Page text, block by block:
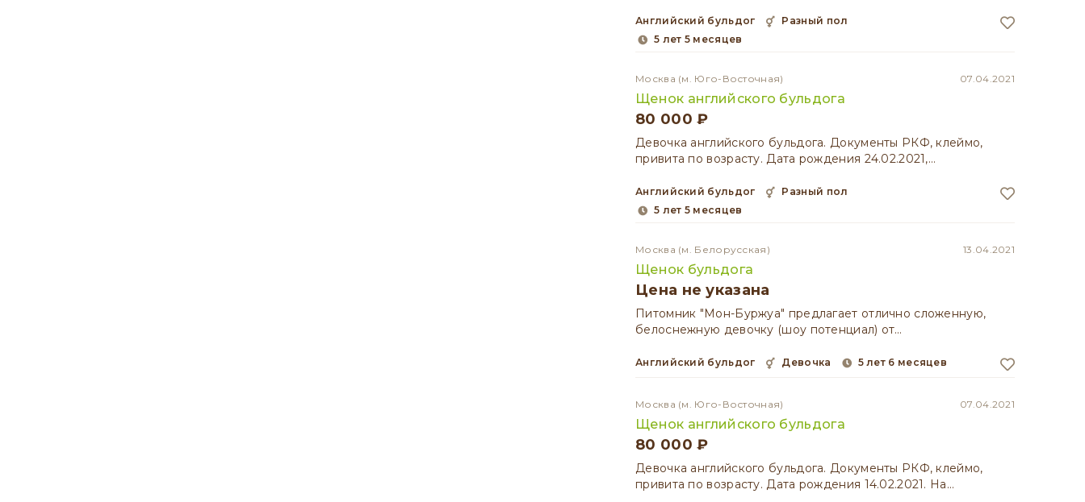
Английский бульдог
разный пол
5 лет 5 месяцев
Москва (м. Юго-Восточная) 07.04.2021
Щенок английского бульдога
80 000 ₽
Девочка английского бульдога. Документы РКФ, клеймо,
привита по возрасту. Дата рождения 24.02.2021,…
Английский бульдог
разный пол
5 лет 5 месяцев
Москва (м. Белорусская) 13.04.2021
Щенок бульдога
Цена не указана
Питомник "Мон-Буржуа" предлагает отлично сложенную,
белоснежную девочку (шоу потенциал) от…
Английский бульдог девочка 5 лет 6 месяцев
Москва (м. Юго-Восточная) 07.04.2021
Щенок английского бульдога
80 000 ₽
Девочка английского бульдога. Документы РКФ, клеймо,
привита по возрасту. Дата рождения 14.02.2021. На…